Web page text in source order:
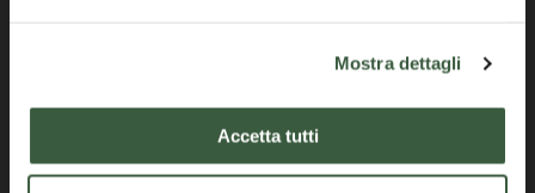
Mostra dettagli
Accetta tutti
Offizielles Portal der Region Umbrien